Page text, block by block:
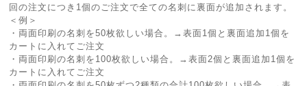
回の注文につき1個のご注文で全ての名刺に裏面が追加されます。
＜例＞
・両面印刷の名刺を50枚欲しい場合。→表面1個と裏面追加1個を
カートに入れてご注文
・両面印刷の名刺を100枚欲しい場合。→表面2個と裏面追加1個を
カートに入れてご注文